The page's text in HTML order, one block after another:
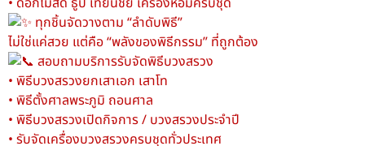
ทุกชิ้นจัดวางตาม “ลำดับพิธี”
ไม่ใช่แค่สวย แต่คือ “พลังของพิธีกรรม” ที่ถูกต้อง
สอบถามบริการรับจัดพิธีบวงสรวง
• พิธีบวงสรวงยกเสาเอก เสาโท
• พิธีตั้งศาลพระภูมิ ถอนศาล
• พิธีบวงสรวงเปิดกิจการ / บวงสรวงประจำปี
• รับจัดเครื่องบวงสรวงครบชุดทั่วประเทศ